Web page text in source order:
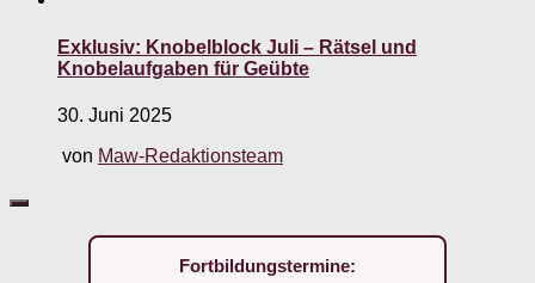
Exklusiv: Knobelblock Juli – Rätsel und
Knobelaufgaben für Geübte
30. Juni 2025
von Maw-Redaktionsteam
Fortbildungstermine: